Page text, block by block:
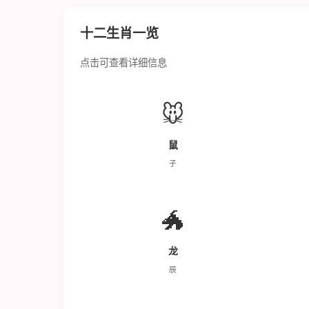
十二生肖一览
点击可查看详细信息
🐭
鼠
子
🐲
龙
辰